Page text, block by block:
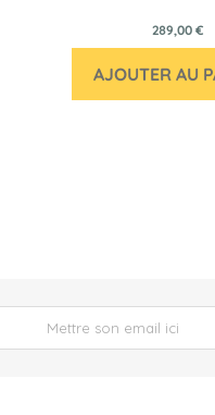
289,00 €
AJOUTER AU